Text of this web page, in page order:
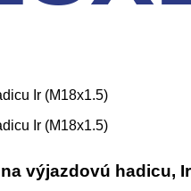
výjazdovú hadicu, Ir